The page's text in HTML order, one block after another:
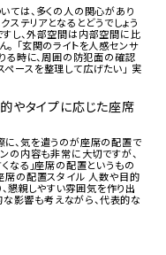
ては、多くの人の関心があり
ステリアとなるとどうでしょう
し、外部空間は内部空間に比
「玄関のライトを人感センサ
る時に、周囲の防犯面の確認
ペースを整理して広げたい」 実
やタイプに応じた座席
、気を遣うのが座席の配置で
の内容も非常に大切ですが、
くなる」座席の配置というもの
席の配置スタイル 人数や目的
懇親しやすい雰囲気を作り出
な影響も考えながら、代表的な